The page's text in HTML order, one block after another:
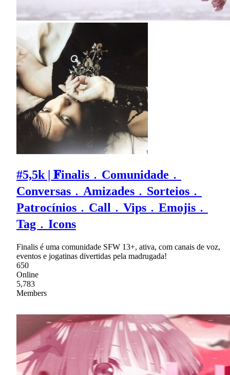
#5,5k | 𝐅inalis﹒Comunidade﹒
Conversas﹒Amizades﹒Sorteios﹒
Patrocínios﹒Call﹒Vips﹒Emojis﹒
Tag﹒Icons
Finalis é uma comunidade SFW 13+, ativa, com canais de voz,
eventos e jogatinas divertidas pela madrugada!
650
Online
5,783
Members